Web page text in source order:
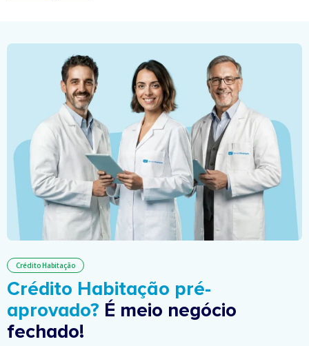
Crédito Habitação
Crédito Habitação pré-
aprovado? É meio negócio
fechado!